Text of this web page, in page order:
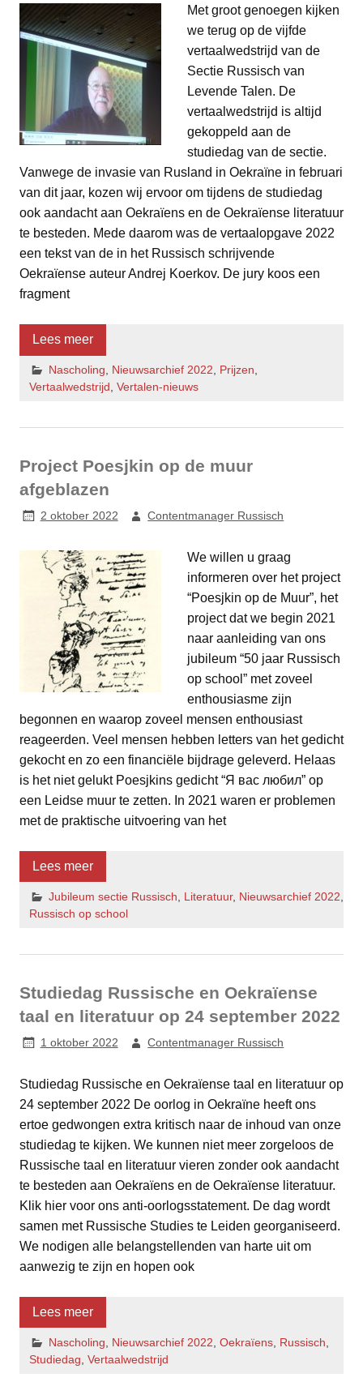
Met groot genoegen kijken
we terug op de vijfde
vertaalwedstrijd van de
Sectie Russisch van
Levende Talen. De
vertaalwedstrijd is altijd
gekoppeld aan de
studiedag van de sectie.
Vanwege de invasie van Rusland in Oekraïne in februari
van dit jaar, kozen wij ervoor om tijdens de studiedag
ook aandacht aan Oekraïens en de Oekraïense literatuur
te besteden. Mede daarom was de vertaalopgave 2022
een tekst van de in het Russisch schrijvende
Oekraïense auteur Andrej Koerkov. De jury koos een
fragment
Lees meer
Nascholing Nieuwsarchief 2022 Prijzen
Vertaalwedstrijd Vertalen-nieuws
Project Poesjkin op de muur
afgeblazen
2 oktober 2022 Contentmanager Russisch
We willen u graag
informeren over het project
“Poesjkin op de Muur”, het
project dat we begin 2021
naar aanleiding van ons
jubileum “50 jaar Russisch
op school” met zoveel
enthousiasme zijn
begonnen en waarop zoveel mensen enthousiast
reageerden. Veel mensen hebben letters van het gedicht
gekocht en zo een financiële bijdrage geleverd. Helaas
is het niet gelukt Poesjkins gedicht “Я вас любил” op
een Leidse muur te zetten. In 2021 waren er problemen
met de praktische uitvoering van het
Lees meer
Jubileum sectie Russisch Literatuur, Nieuwsarchief 2022
Russisch op school
Studiedag Russische en Oekraïense
taal en literatuur op 24 september 2022
1 oktober 2022 Contentmanager Russisch
Studiedag Russische en Oekraïense taal en literatuur op
24 september 2022 De oorlog in Oekraïne heeft ons
ertoe gedwongen extra kritisch naar de inhoud van onze
studiedag te kijken. We kunnen niet meer zorgeloos de
Russische taal en literatuur vieren zonder ook aandacht
te besteden aan Oekraïens en de Oekraïense literatuur.
Klik hier voor ons anti-oorlogsstatement. De dag wordt
samen met Russische Studies te Leiden georganiseerd.
We nodigen alle belangstellenden van harte uit om
aanwezig te zijn en hopen ook
Lees meer
Nascholing Nieuwsarchief 2022 Oekraïens, Russisch
Studiedag Vertaalwedstrijd